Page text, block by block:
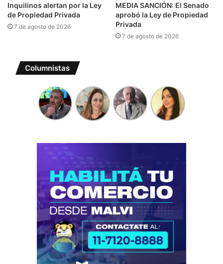
Inquilinos alertan por la Ley
de Propiedad Privada
7 de agosto de 2026
MEDIA SANCIÓN: El Senado
aprobó la Ley de Propiedad
Privada
7 de agosto de 2026
Columnistas